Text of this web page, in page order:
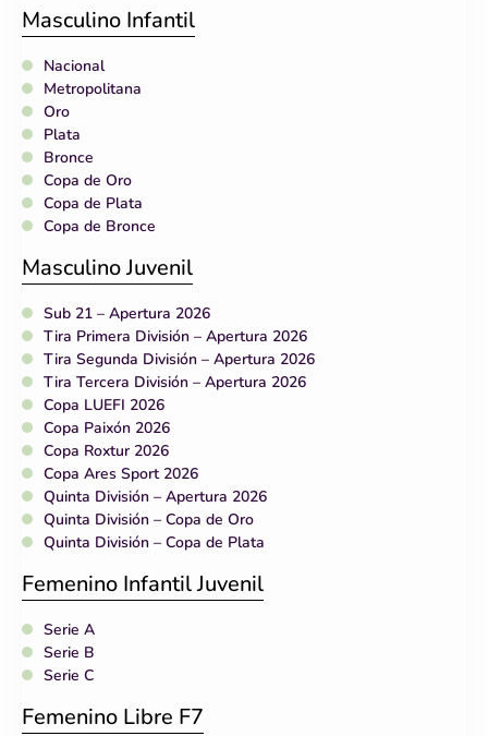
Masculino Infantil
Nacional
Metropolitana
Oro
Plata
Bronce
Copa de Oro
Copa de Plata
Copa de Bronce
Masculino Juvenil
Sub 21 – Apertura 2026
Tira Primera División – Apertura 2026
Tira Segunda División – Apertura 2026
Tira Tercera División – Apertura 2026
Copa LUEFI 2026
Copa Paixón 2026
Copa Roxtur 2026
Copa Ares Sport 2026
Quinta División – Apertura 2026
Quinta División – Copa de Oro
Quinta División – Copa de Plata
Femenino Infantil Juvenil
Serie A
Serie B
Serie C
Femenino Libre F7